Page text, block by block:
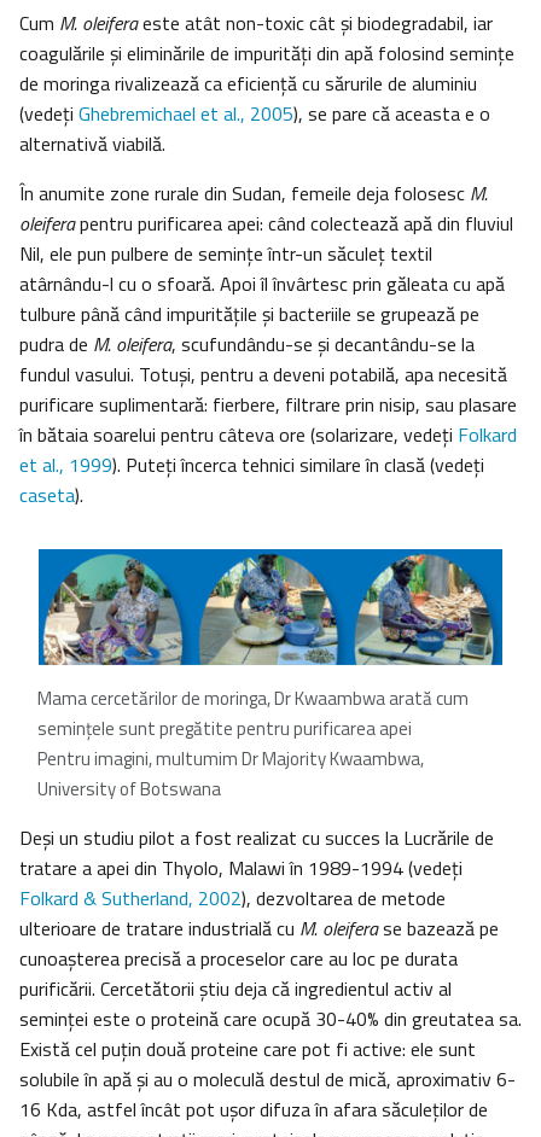
Cum M. oleiferaeste atât non-toxic cât şi biodegradabil, iar
coagulările şi eliminările de impurităţi din apă folosind seminţe
de moringa rivalizează ca eficienţă cu sărurile de aluminiu
(vedeţi Ghebremichael et al., 2005), se pare că aceasta e o
alternativă viabilă.
În anumite zone rurale din Sudan, femeile deja folosesc M.
oleiferapentru purificarea apei: când colectează apă din fluviul
Nil, ele pun pulbere de seminţe într-un săculeţ textil
atârnându-l cu o sfoară. Apoi îl învârtesc prin găleata cu apă
tulbure până când impurităţile şi bacteriile se grupează pe
pudra de M. oleifera, scufundându-se şi decantându-se la
fundul vasului. Totuşi, pentru a deveni potabilă, apa necesită
purificare suplimentară: fierbere, filtrare prin nisip, sau plasare
în bătaia soarelui pentru câteva ore (solarizare, vedeţi Folkard
et al., 1999). Puteţi încerca tehnici similare în clasă (vedeţi
caseta).
Mama cercetărilor de moringa, Dr Kwaambwa arată cum
seminţele sunt pregătite pentru purificarea apei
Pentru imagini, multumim Dr Majority Kwaambwa,
University of Botswana
Deşi un studiu pilot a fost realizat cu succes la Lucrările de
tratare a apei din Thyolo, Malawi în 1989-1994 (vedeţi
Folkard & Sutherland, 2002), dezvoltarea de metode
ulterioare de tratare industrială cu M. oleiferase bazează pe
cunoaşterea precisă a proceselor care au loc pe durata
purificării. Cercetătorii ştiu deja că ingredientul activ al
seminţei este o proteină care ocupă 30-40% din greutatea sa.
Există cel puţin două proteine care pot fi active: ele sunt
solubile în apă şi au o moleculă destul de mică, aproximativ 6-
16 Kda, astfel încât pot uşor difuza în afara săculeţilor de